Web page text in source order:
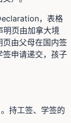
，表格
明页由加拿大境
页由父母在国内签
申请递交，孩子
持工签、学签的